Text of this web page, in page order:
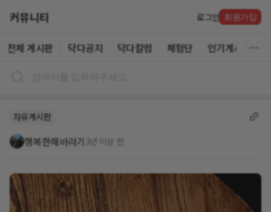
커뮤니티 로그인 회원가입
전체 게시판 닥다공지 닥다칼럼 체험단 인기게시글
자유게시판
행복한해바라기 3년 이상 전